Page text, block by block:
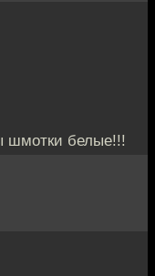
шмотки белые!!!